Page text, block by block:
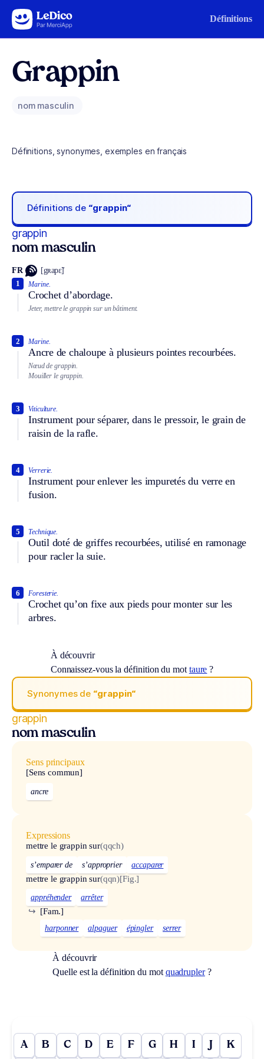
Aller au contenu Définitions
Grappin
nom masculin
Définitions, synonymes, exemples en français
Définitions de “grappin“
grappin
nom masculin
FR [gʀapɛ̃]
Marine.
Crochet d’abordage.
1
Jeter, mettre le grappin sur un bâtiment.
Marine.
Ancre de chaloupe à plusieurs pointes recourbées.
2
Nœud de grappin.
Mouiller le grappin.
Viticulture.
Instrument pour séparer, dans le pressoir, le grain de
raisin de la rafle.
3
Verrerie.
Instrument pour enlever les impuretés du verre en
fusion.
4
Technique.
Outil doté de griffes recourbées, utilisé en ramonage
pour racler la suie.
5
Foresterie.
Crochet qu’on fixe aux pieds pour monter sur les
arbres.
6
À découvrir
Connaissez-vous la définition du mot taure ?
Synonymes de “grappin“
grappin
nom masculin
Sens principaux
[Sens commun]
ancre
Expressions
mettre le grappin sur(qqch)
s’emparer de s’approprier accaparer
mettre le grappin sur(qqn)[Fig.]
appréhender arrêter
[Fam.]
↪
harponner alpaguer épingler serrer
À découvrir
Quelle est la définition du mot quadrupler?
A B C D E F G H I J K